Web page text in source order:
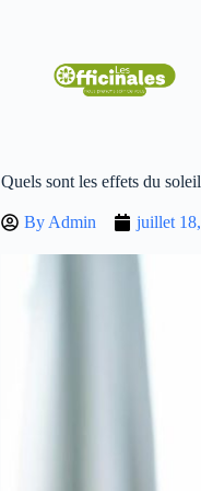
Quels sont les effets du
By Admin juillet